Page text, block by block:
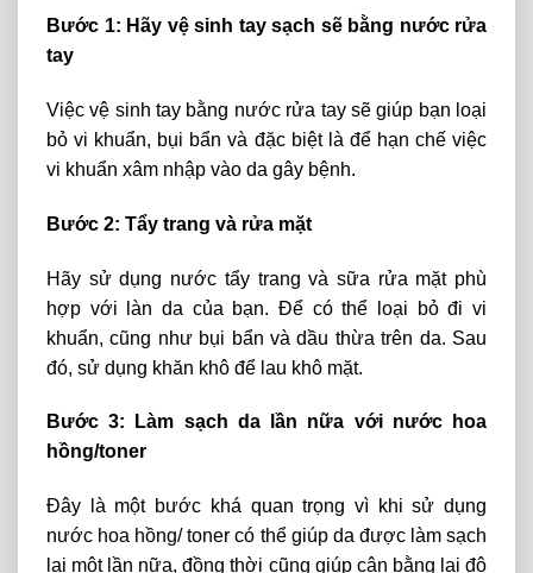
Bước 1: Hãy vệ sinh tay sạch sẽ bằng nước rửa
tay
Việc vệ sinh tay bằng nước rửa tay sẽ giúp bạn loại
bỏ vi khuẩn, bụi bẩn và đặc biệt là để hạn chế việc
vi khuẩn xâm nhập vào da gây bệnh.
Bước 2: Tẩy trang và rửa mặt
Hãy sử dụng nước tẩy trang và sữa rửa mặt phù
hợp với làn da của bạn. Để có thể loại bỏ đi vi
khuẩn, cũng như bụi bẩn và dầu thừa trên da. Sau
đó, sử dụng khăn khô để lau khô mặt.
Bước 3: Làm sạch da lần nữa với nước hoa
hồng/toner
Đây là một bước khá quan trọng vì khi sử dụng
nước hoa hồng/ toner có thể giúp da được làm sạch
lại một lần nữa, đồng thời cũng giúp cân bằng lại độ